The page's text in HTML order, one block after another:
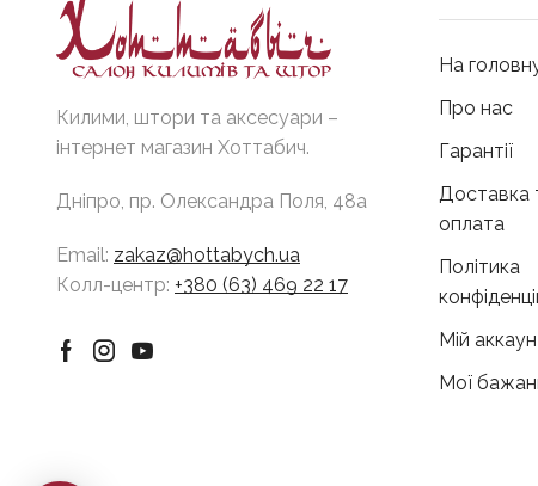
Килими, штори та аксесуари –
інтернет магазин Хоттабич.
Дніпро, пр. Олександра Поля, 48а
Email: zakaz@hottabych.ua
Колл-центр: +380 (63) 469 22 17
Facebook
Instagram
Youtube
На
Про нас
Гарантії
Доставка
оплата
Політика
Мій
Мої